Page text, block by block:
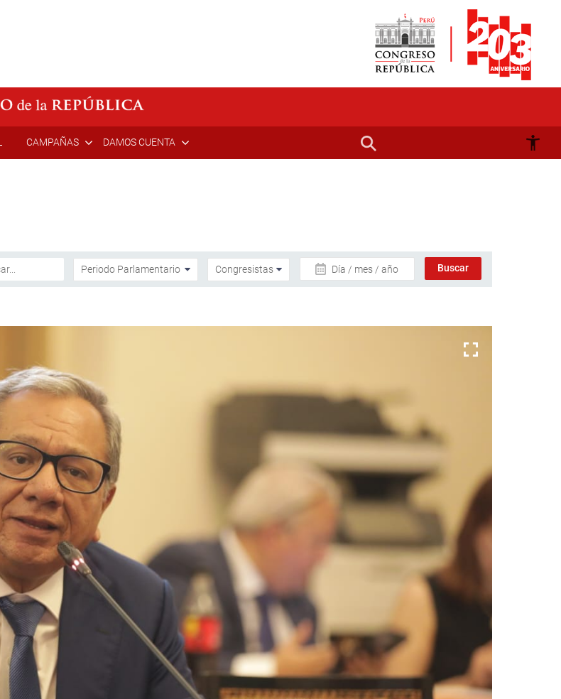
CAMPAÑAS DAMOS CUENTA
Día / mes / año